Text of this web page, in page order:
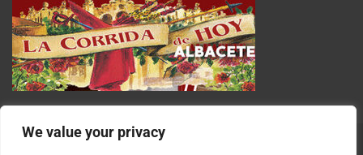
We value your privacy